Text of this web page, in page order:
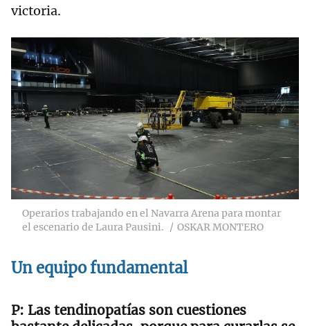
victoria.
Operarios trabajando en el Navarra Arena para montar
el escenario de Laura Pausini.
OSKAR MONTERO
Un equipofundamental
Las tendinopatías son cuestiones